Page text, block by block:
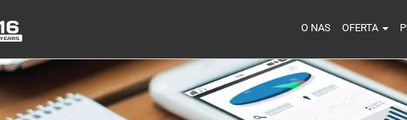
O NAS OFERTA